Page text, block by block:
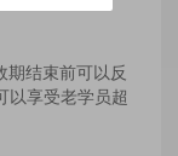
期结束前可以反
以享受老学员超